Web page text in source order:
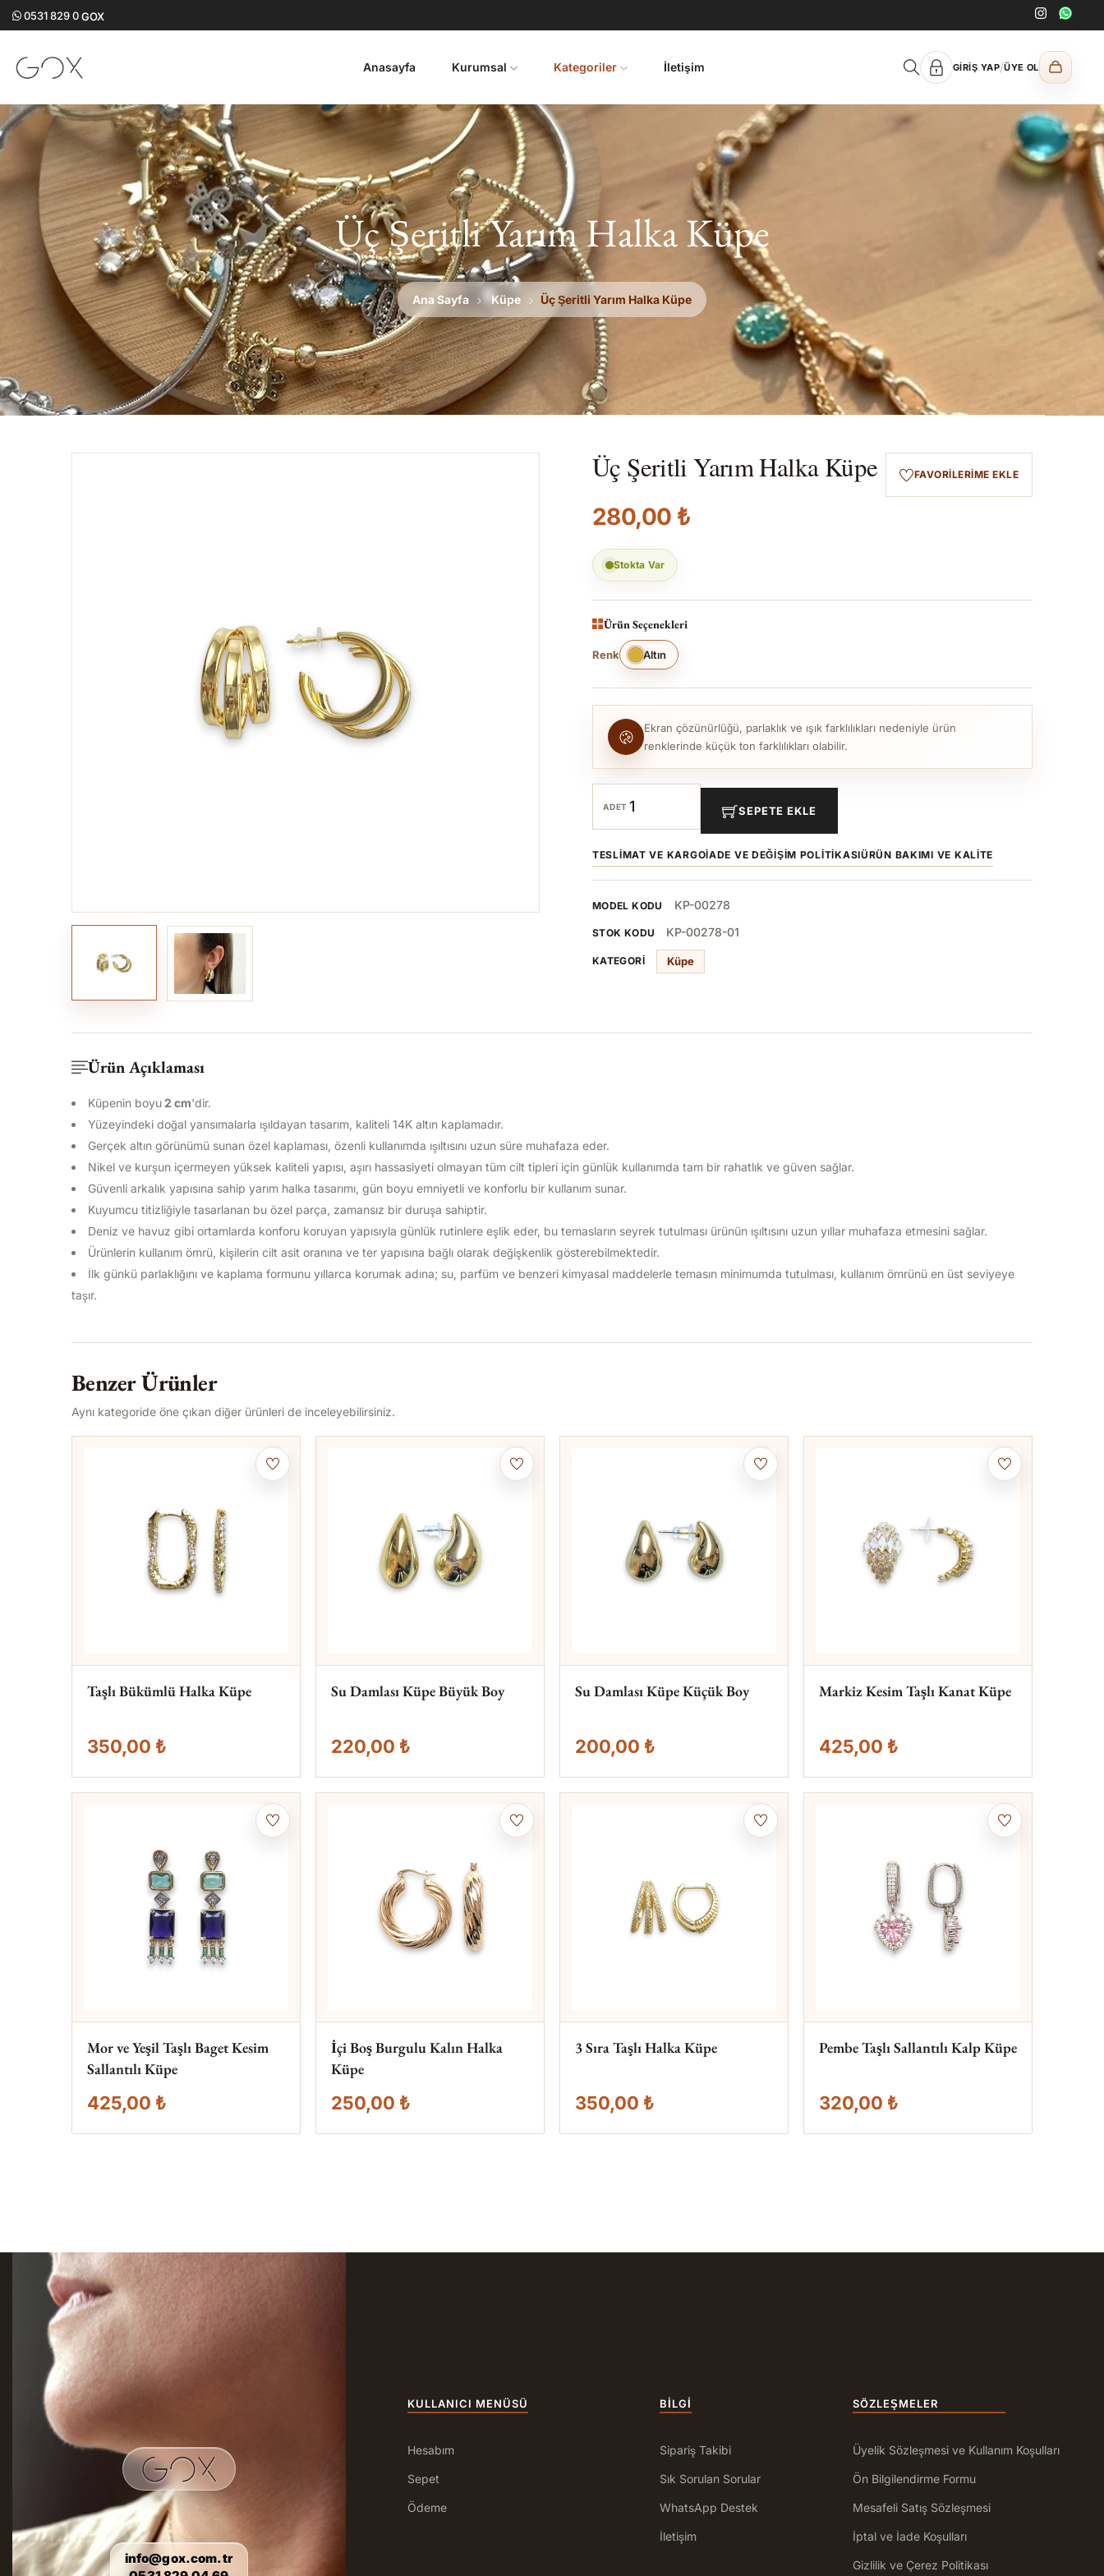
0531 829 0GOX
Anasayfa Kurumsal Kategoriler İletişim GIRIŞ YAP/ÜYE OL
Üç Şeritli Yarım Halka Küpe
Ana Sayfa Küpe Üç Şeritli Yarım Halka Küpe
Üç Şeritli Yarım Halka Küpe FAVORILERIME EKLE
280,00 ₺
Stokta Var
Ürün Seçenekleri
Renk Altın
Ekran çözünürlüğü, parlaklık ve ışık farklılıkları nedeniyle ürün
renklerinde küçük ton farklılıkları olabilir.
ADET SEPETE EKLE
TESLIMAT VE KARGOİADE VE DEĞIŞIM POLITIKASIÜRÜN BAKIMI VE KALITE
MODEL KODU KP-00278
STOK KODU KP-00278-01
KATEGORI Küpe
Ürün Açıklaması
Küpenin boyu2 cm'dir.
Yüzeyindeki doğal yansımalarla ışıldayan tasarım, kaliteli 14K altın kaplamadır.
Gerçek altın görünümü sunan özel kaplaması, özenli kullanımda ışıltısını uzun süre muhafaza eder.
Nikel ve kurşun içermeyen yüksek kaliteli yapısı, aşırı hassasiyeti olmayan tüm cilt tipleri için günlük kullanımda tam bir rahatlık ve güven sağlar.
Güvenli arkalık yapısına sahip yarım halka tasarımı, gün boyu emniyetli ve konforlu bir kullanım sunar.
Kuyumcu titizliğiyle tasarlanan bu özel parça, zamansız bir duruşa sahiptir.
Deniz ve havuz gibi ortamlarda konforu koruyan yapısıyla günlük rutinlere eşlik eder, bu temasların seyrek tutulması ürünün ışıltısını uzun yıllar muhafaza etmesini sağlar.
Ürünlerin kullanım ömrü, kişilerin cilt asit oranına ve ter yapısına bağlı olarak değişkenlik gösterebilmektedir.
İlk günkü parlaklığını ve kaplama formunu yıllarca korumak adına; su, parfüm ve benzeri kimyasal maddelerle temasın minimumda tutulması, kullanım ömrünü en üst seviyeye
taşır.
Benzer Ürünler
Aynı kategoride öne çıkan diğer ürünleri de inceleyebilirsiniz.
Taşlı Bükümlü Halka Küpe
350,00 ₺
Su Damlası Küpe Büyük Boy
220,00 ₺
Su Damlası Küpe Küçük Boy
200,00 ₺
Markiz Kesim Taşlı Kanat Küpe
425,00 ₺
Mor ve Yeşil Taşlı Baget Kesim
Sallantılı Küpe
425,00 ₺
İçi Boş Burgulu Kalın Halka
Küpe
250,00 ₺
3 Sıra Taşlı Halka Küpe
350,00 ₺
Pembe Taşlı Sallantılı Kalp Küpe
320,00 ₺
info@gox.com.tr
KULLANICI MENÜSÜ
Hesabım
Sepet
Ödeme
BILGI
Sipariş Takibi
Sık Sorulan Sorular
WhatsApp Destek
İletişim
SÖZLEŞMELER
Üyelik Sözleşmesi ve Kullanım Koşulları
Ön Bilgilendirme Formu
Mesafeli Satış Sözleşmesi
İptal ve İade Koşulları
Gizlilik ve Çerez Politikası